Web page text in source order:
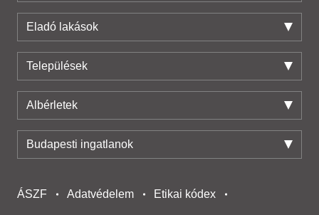
Eladó lakások
Települések
Albérletek
Budapesti ingatlanok
ÁSZF Adatvédelem Etikai kódex